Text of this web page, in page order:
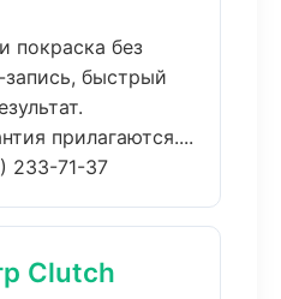
покраска без
быстрый
прилагаются....
233-71-37
Clutch